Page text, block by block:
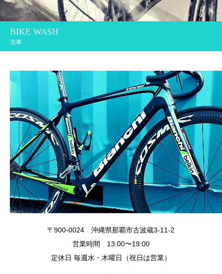
BIKE WASH
洗車
〒900-0024 沖縄県那覇市古波蔵3-11-2
営業時間 13:00〜19:00
定休日 毎週水・木曜日（祝日は営業）